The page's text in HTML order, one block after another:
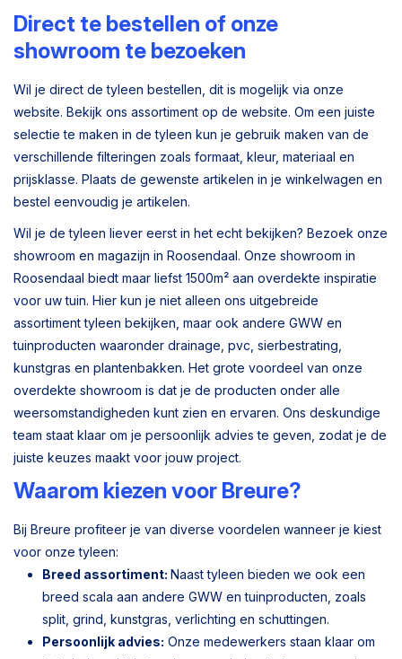
Direct te bestellen of onze
showroom te bezoeken
Wil je direct de tyleen bestellen, dit is mogelijk via onze
website. Bekijk ons assortiment op de website. Om een juiste
selectie te maken in de tyleen kun je gebruik maken van de
verschillende filteringen zoals formaat, kleur, materiaal en
prijsklasse. Plaats de gewenste artikelen in je winkelwagen en
bestel eenvoudig je artikelen.
Wil je de tyleen liever eerst in het echt bekijken? Bezoek onze
showroom en magazijn in Roosendaal. Onze showroom in
Roosendaal biedt maar liefst 1500m² aan overdekte inspiratie
voor uw tuin. Hier kun je niet alleen ons uitgebreide
assortiment tyleen bekijken, maar ook andere GWW en
tuinproducten waaronder drainage, pvc, sierbestrating,
kunstgras en plantenbakken. Het grote voordeel van onze
overdekte showroom is dat je de producten onder alle
weersomstandigheden kunt zien en ervaren. Ons deskundige
team staat klaar om je persoonlijk advies te geven, zodat je de
juiste keuzes maakt voor jouw project.
Waarom kiezen voor Breure?
Bij Breure profiteer je van diverse voordelen wanneer je kiest
voor onze tyleen:
Breed assortiment: Naast tyleen bieden we ook een
breed scala aan andere GWW en tuinproducten, zoals
split, grind, kunstgras, verlichting en schuttingen.
Persoonlijk advies: Onze medewerkers staan klaar om